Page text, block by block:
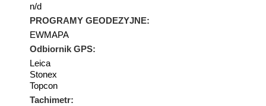
n/d
PROGRAMY GEODEZYJNE:
EWMAPA
Odbiornik GPS:
Leica
Stonex
Topcon
Tachimetr: